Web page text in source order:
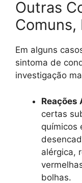
Outras
Comuns,
Em alguns
sintoma de
investigação
Reações
certas
químicos
alérgica,
bolhas.